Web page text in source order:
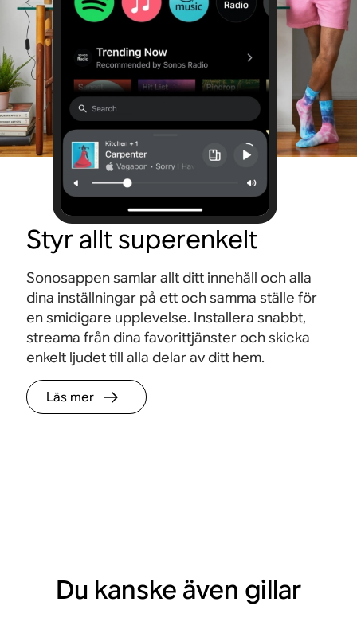
Styr allt superenkelt
Sonosappen samlar allt ditt innehåll och alla
dina inställningar på ett och samma ställe för
en smidigare upplevelse. Installera snabbt,
streama från dina favorittjänster och skicka
enkelt ljudet till alla delar av ditt hem.
Läs mer
Du kanske även gillar